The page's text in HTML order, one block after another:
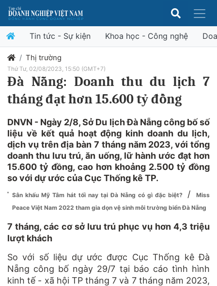
Tin tức - Sự kiện Khoa học - Công nghệ
Thị trường
Thứ Tư, 02/08/2023, 15:50 (GMT+7)
Đà Nẵng: Doanh thu du lịch 7
tháng đạt hơn 15.600 tỷ đồng
DNVN - Ngày 2/8, Sở Du lịch Đà Nẵng công bố số
liệu về kết quả hoạt động kinh doanh du lịch,
dịch vụ trên địa bàn 7 tháng năm 2023, với tổng
doanh thu lưu trú, ăn uống, lữ hành ước đạt hơn
15.600 tỷ đồng, cao hơn khoảng 2.500 tỷ đồng
so với dự ước của Cục Thống kê TP.
Sân khấu Mỹ Tâm hát tối nay tại Đà Nẵng có gì đặc biệt? /
Miss
Peace Việt Nam 2022 tham gia dọn vệ sinh môi trường biển Đà Nẵng
7 tháng, các cơ sở lưu trú phục vụ hơn 4,3 triệu
lượt khách
So với số liệu dự ước được Cục Thống kê Đà
Nẵng công bố ngày 29/7 tại báo cáo tình hình
kinh tế - xã hội TP tháng 7 và 7 tháng năm 2023,